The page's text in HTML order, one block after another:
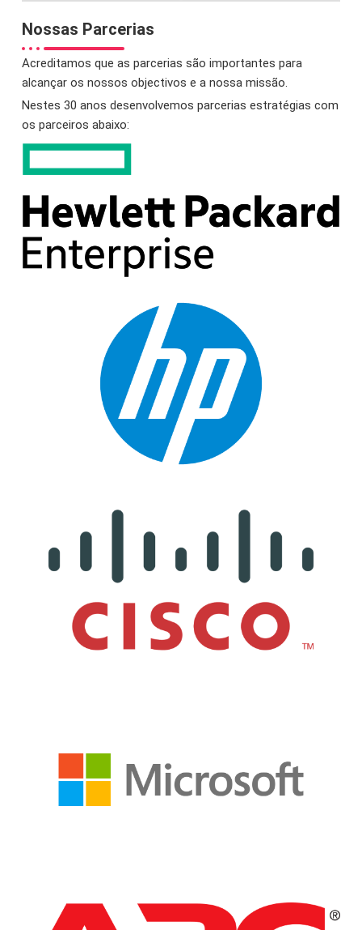
Nossas Parcerias
Acreditamos que as parcerias são importantes para
alcançar os nossos objectivos e a nossa missão.
Nestes 30 anos desenvolvemos parcerias estratégias com
os parceiros abaixo: